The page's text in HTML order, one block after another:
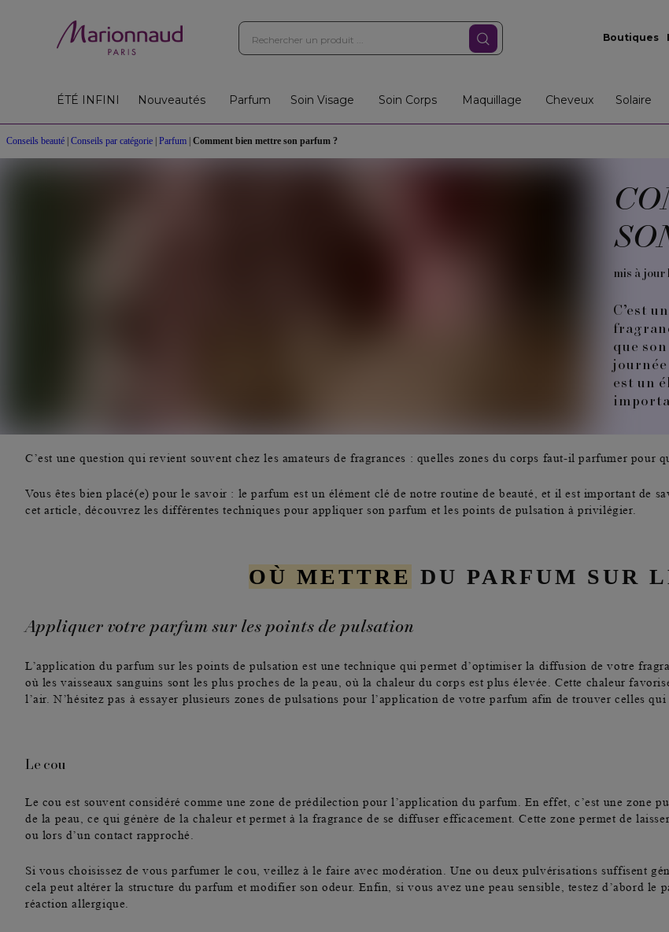
Boutiques
ÉTÉ INFINI Nouveautés Parfum Soin Visage Soin Corps Maquillage Cheveux Solaire
Conseils beauté Conseils par catégorie Parfum Comment bien mettre son parfum ?
mis à
C’est
que
journée
est un
C’est une question qui revient souvent chez les amateurs de fragrances : quelles zones du corps faut-il parfumer pour
Vous êtes bien placé(e) pour le savoir : le parfum est un élément clé de notre routine de beauté, et il est important de
cet article, découvrez les différentes techniques pour appliquer son parfum et les points de pulsation à privilégier.
OÙ METTRE DU PARFUM SUR
Appliquer votre parfum sur les points de pulsation
L’application du parfum sur les points de pulsation est une technique qui permet d’optimiser la diffusion de votre
où les vaisseaux sanguins sont les plus proches de la peau, où la chaleur du corps est plus élevée. Cette chaleur
l’air. N’hésitez pas à essayer plusieurs zones de pulsations pour l’application de votre parfum afin de trouver celles
Le cou
Le cou est souvent considéré comme une zone de prédilection pour l’application du parfum. En effet, c’est unezone
de la peau, ce qui génère de la chaleur et permet à la fragrance de se diffuser efficacement. Cette zone permet de
ou lors d’un contact rapproché.
Si vous choisissez de vousparfumer le cou , veillez à le faire avec modération. Une ou deux pulvérisations suffisent
cela peut altérer la structure du parfum et modifier son odeur. Enfin, si vous avez une peau sensible, testez d’abord le
réaction allergique.